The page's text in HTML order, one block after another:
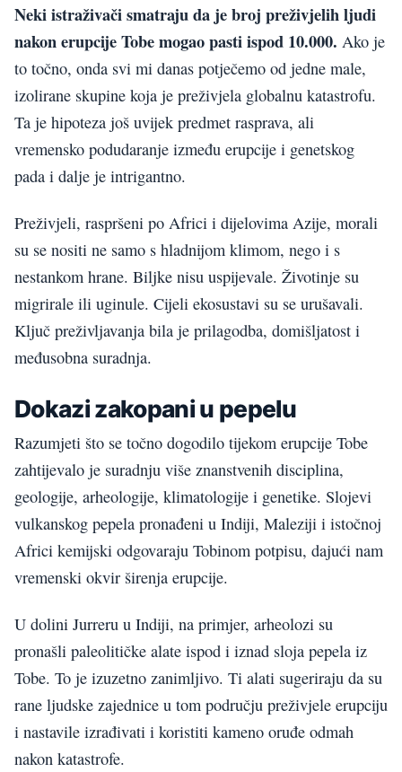
Neki istraživači smatraju da je broj preživjelih ljudi
nakon erupcije Tobe mogao pasti ispod 10.000. Ako je
to točno, onda svi mi danas potječemo od jedne male,
izolirane skupine koja je preživjela globalnu katastrofu.
Ta je hipoteza još uvijek predmet rasprava, ali
vremensko podudaranje između erupcije i genetskog
pada i dalje je intrigantno.
Preživjeli, raspršeni po Africi i dijelovima Azije, morali
su se nositi ne samo s hladnijom klimom, nego i s
nestankom hrane. Biljke nisu uspijevale. Životinje su
migrirale ili uginule. Cijeli ekosustavi su se urušavali.
Ključ preživljavanja bila je prilagodba, domišljatost i
međusobna suradnja.
Dokazi zakopani u pepelu
Razumjeti što se točno dogodilo tijekom erupcije Tobe
zahtijevalo je suradnju više znanstvenih disciplina,
geologije, arheologije, klimatologije i genetike. Slojevi
vulkanskog pepela pronađeni u Indiji, Maleziji i istočnoj
Africi kemijski odgovaraju Tobinom potpisu, dajući nam
vremenski okvir širenja erupcije.
U dolini Jurreru u Indiji, na primjer, arheolozi su
pronašli paleolitičke alate ispod i iznad sloja pepela iz
Tobe. To je izuzetno zanimljivo. Ti alati sugeriraju da su
rane ljudske zajednice u tom području preživjele erupciju
i nastavile izrađivati i koristiti kameno oruđe odmah
nakon katastrofe.